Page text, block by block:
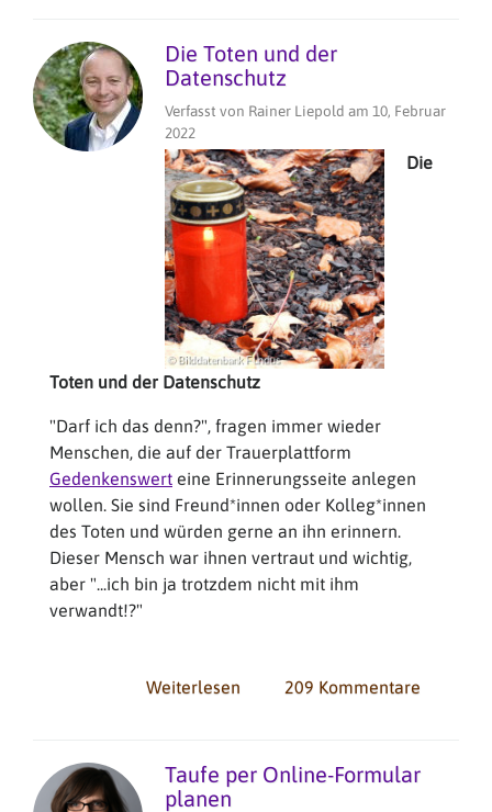
Die Toten und der
Datenschutz
Verfasst von Rainer Liepold am 10, Februar
2022
Die
Toten und der Datenschutz
"Darf ich das denn?", fragen immer wieder
Menschen, die auf der Trauerplattform
Gedenkenswert eine Erinnerungsseite anlegen
wollen. Sie sind Freund*innen oder Kolleg*innen
des Toten und würden gerne an ihn erinnern.
Dieser Mensch war ihnen vertraut und wichtig,
aber "...ich bin ja trotzdem nicht mit ihm
verwandt!?"
Weiterlesen
und
209 Kommentare
Taufe per Online-Formular
planen